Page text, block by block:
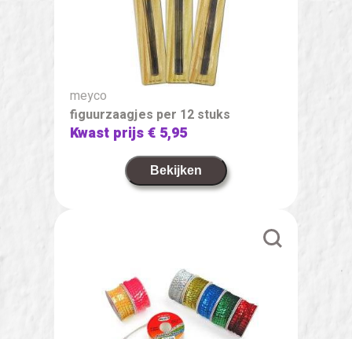
meyco
figuurzaagjes per 12 stuks
Kwast prijs€ 5,95
Bekijken